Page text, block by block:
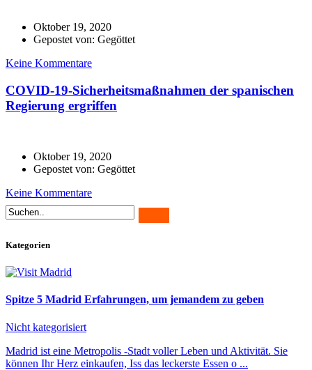
Oktober 19, 2020
Gepostet von: Gegöttet
Keine Kommentare
COVID-19-Sicherheitsmaßnahmen der spanischen
Regierung ergriffen
Oktober 19, 2020
Gepostet von: Gegöttet
Keine Kommentare
Kategorien
Spitze 5 Madrid Erfahrungen, um jemandem zu geben
Nicht kategorisiert
Madrid ist eine Metropolis -Stadt voller Leben und Aktivität. Sie
können Ihr Herz einkaufen, Iss das leckerste Essen o ...